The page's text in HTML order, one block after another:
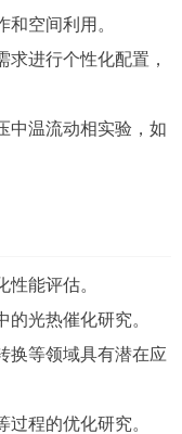
空间利用。
进行个性化配置，
中温流动相实验，如
能评估。
光热催化研究。
换等领域具有潜在应
程的优化研究。